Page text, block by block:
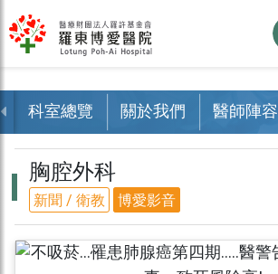
科室總覽 關於我們 醫師陣容
胸腔外科
新聞 / 衛教 博愛影音